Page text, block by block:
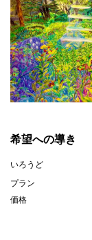
希望への導き
いろうど
プラン
価格